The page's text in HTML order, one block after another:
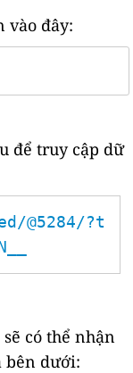
vào đây:
để truy cập dữ
@5284/?t
có thể nhận
bên dưới: